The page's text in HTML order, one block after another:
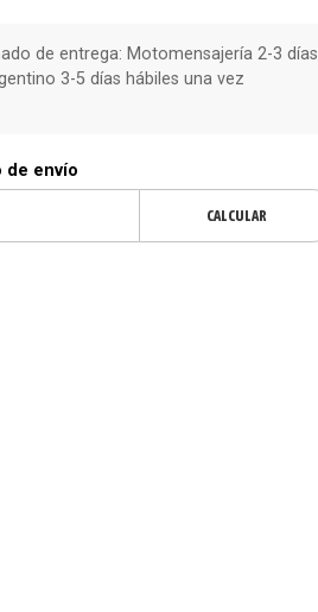
de entrega: Motomensajería 2-3 días
3-5 días hábiles una vez
de envío
CALCULAR